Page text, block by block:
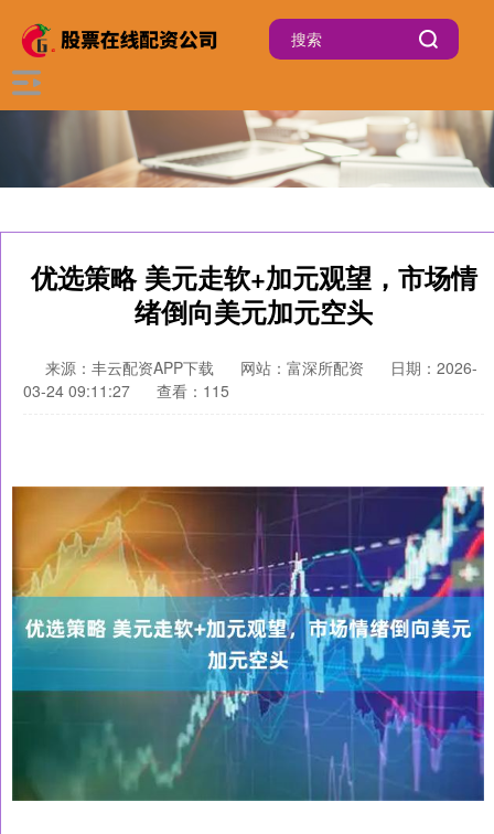
优选策略 美元走软+加元观望，市场情
绪倒向美元加元空头
来源：丰云配资APP下载 网站：富深所配资
日期：2026-
03-24 09:11:27
查看：115